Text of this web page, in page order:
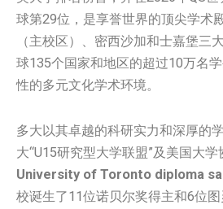
球第29位，是享誉世界的顶尖学术
（主校区）、密西沙加和士嘉堡三
球135个国家和地区的超过10万名
性的多元文化学术环境。
多大以其卓越的科研实力和深厚的
大“U15研究型大学联盟”及美国大学
University of Toronto diploma
校诞生了11位诺贝尔奖得主和6位